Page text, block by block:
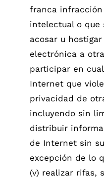
franca infracción
intelectual o que
acosar u
electrónica a
participar en
Internet que
privacidad de
incluyendo sin
distribuir
de Internet sin
excepción de lo
(v) realizar rifas,